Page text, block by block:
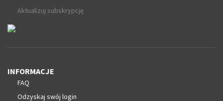
Aktualizuj subskrypcję
INFORMACJE
FAQ
Odzyskaj swój login